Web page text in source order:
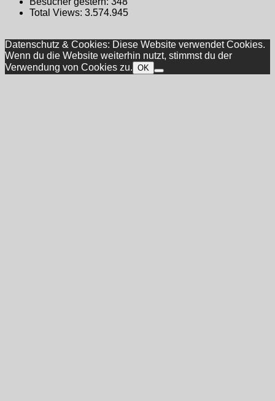
Total Views: 3.574.945
Datenschutz & Cookies: Diese Website verwendet Cookies.
Wenn du die Website weiterhin nutzt, stimmst du der
Verwendung von Cookies zu. OK